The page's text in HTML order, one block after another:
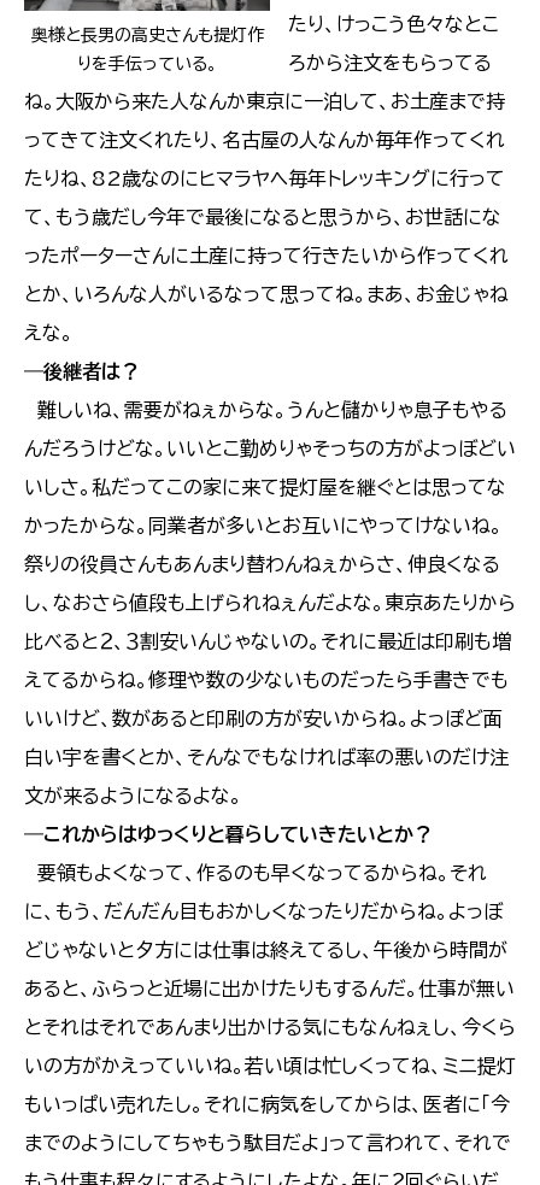
奥様と長男の高史さんも提灯作
りを手伝っている。
たり、けっこう色々なとこ
ろから注文をもらってる
ね。大阪から来た人なんか東京に一泊して、お土産まで持
ってきて注文くれたり、名古屋の人なんか毎年作ってくれ
たりね、82歳なのにヒマラヤヘ毎年トレッキングに行って
て、もう歳だし今年で最後になると思うから、お世話にな
ったポーターさんに土産に持って行きたいから作ってくれ
とか、いろんな人がいるなって思ってね。まあ、お金じゃね
えな。
―後継者は？
難しいね、需要がねぇからな。うんと儲かりゃ息子もやる
んだろうけどな。いいとこ勤めりゃそっちの方がよっぼどい
いしさ。私だってこの家に来て提灯屋を継ぐとは思ってな
かったからな。同業者が多いとお互いにやってけないね。
祭りの役員さんもあんまり替わんねぇからさ、伸良くなる
し、なおさら値段も上げられねぇんだよな。東京あたりから
比べると２、３割安いんじゃないの。それに最近は印刷も増
えてるからね。修理や数の少ないものだったら手書きでも
いいけど、数があると印刷の方が安いからね。よっぽど面
白い宇を書くとか、そんなでもなければ率の悪いのだけ注
文が来るようになるよな。
―これからはゆっくりと暮らしていきたいとか？
要領もよくなって、作るのも早くなってるからね。それ
に、もう、だんだん目もおかしくなったりだからね。よっぼ
どじゃないと夕方には仕事は終えてるし、午後から時間が
あると、ふらっと近場に出かけたりもするんだ。仕事が無い
とそれはそれであんまり出かける気にもなんねぇし、今くら
いの方がかえっていいね。若い頃は忙しくってね、ミニ提灯
もいっぱい売れたし。それに病気をしてからは、医者に「今
までのようにしてちゃもう駄目だよ」って言われて、それで